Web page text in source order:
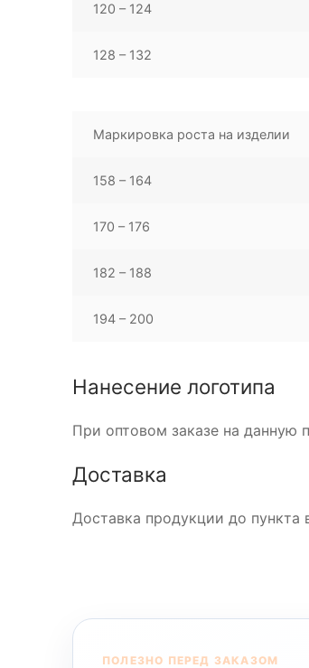
120 – 124
128 – 132
Маркировка роста на изделии
158 – 164
170 – 176
182 – 188
194 – 200
Нанесение логотипа
При оптовом заказе на данную
Доставка
Доставка продукции до пункта
ПОЛЕЗНО ПЕРЕД ЗАКАЗОМ